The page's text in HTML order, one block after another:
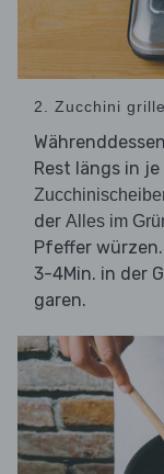
2. Zucchini
Rest längs in
der Alles im
Pfeffer würzen.
3-4Min. in der
garen.